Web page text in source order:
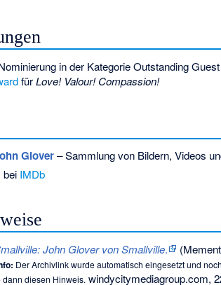
in der Kategorie Outstanding
fürLove! Valour! Compassion!
Glover– Sammlung von Bildern, Videos
bei IMDb
John Glover von Smallville. (
Der Archivlink wurde automatisch eingesetzt und
dann diesen Hinweis. windycitymediagroup.com,